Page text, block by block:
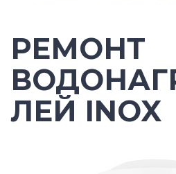
РЕМОНТ
ЛЕЙ INOX